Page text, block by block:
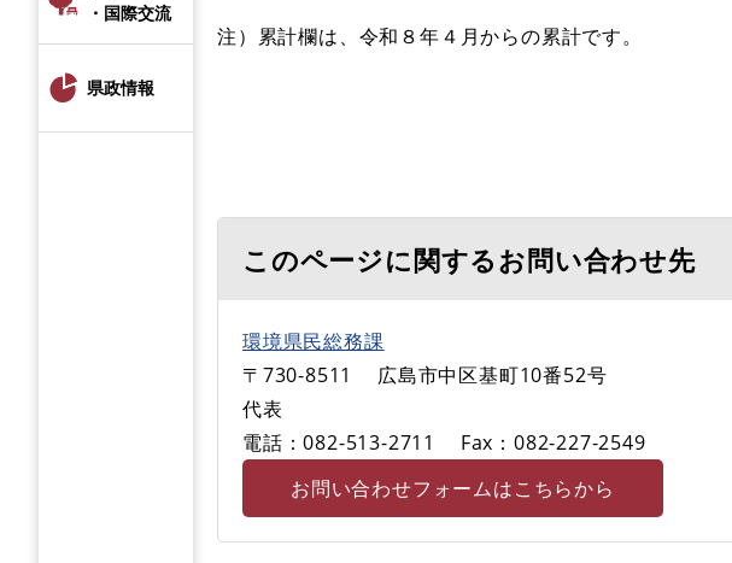
・国際交流
県政情報
注）累計欄は、令和８年４月からの累計です。
このページに関するお問い合わせ先
環境県民総務課
〒730-8511
広島市中区基町10番52号
代表
電話：082-513-2711
Fax：082-227‐2549
お問い合わせフォームはこちらから